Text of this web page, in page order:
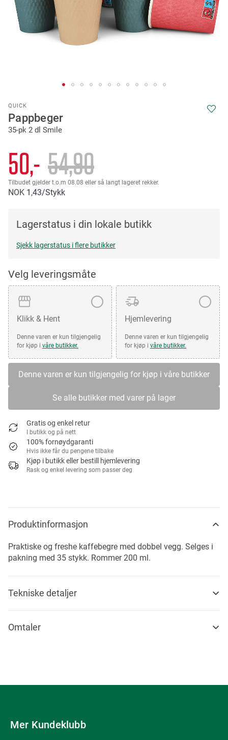
QUICK
Pappbeger
35-pk 2 dl Smile
50,- 5490
Tilbudet gjelder t.o.m 08.08 eller så langt lageret rekker.
NOK 1 43/Stykk
Lagerstatus i din lokale butikk
Sjekk lagerstatus i flere butikker
Velg leveringsmåte
Klikk & Hent
Denne varen er kun tilgjengelig
for kjøp i våre butikker.
Hjemlevering
Denne varen er kun tilgjengelig
for kjøp i våre butikker.
Denne varen er kun tilgjengelig for kjøp i våre butikker
Se alle butikker med varer på lager
Gratis og enkel retur
I butikk og på nett
100% fornøydgaranti
Hvis ikke får du pengene tilbake
Kjøp i butikk eller bestill hjemlevering
Rask og enkel levering som passer deg
to
the
beginning
the
images
gallery
Produktinformasjon
Praktiske og freshe kaffebegre med dobbel vegg. Selges i
pakning med 35 stykk. Rommer 200 ml.
Tekniske detaljer
Omtaler
Mer Kundeklubb